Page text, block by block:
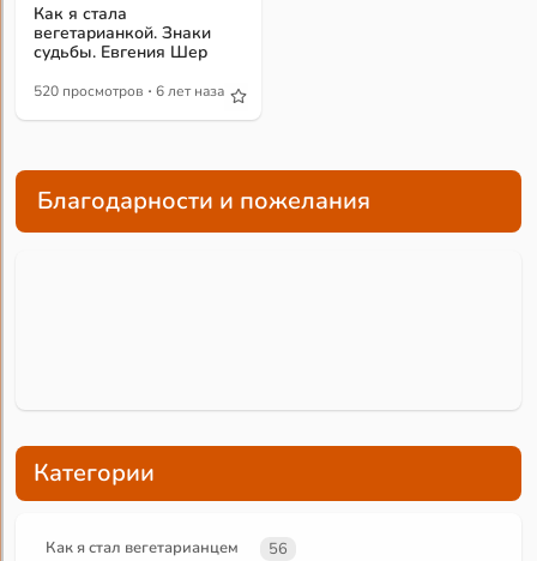
Как я стала
вегетарианкой. Знаки
судьбы. Евгения Шер
520 просмотров · 6 лет назад
Благодарности и пожелания
Категории
Как я стал вегетарианцем 56